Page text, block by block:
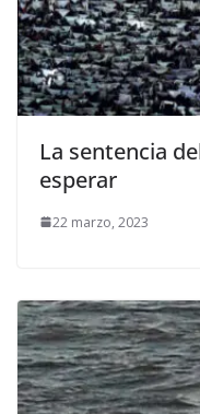
La sentencia
esperar
22 marzo, 2023